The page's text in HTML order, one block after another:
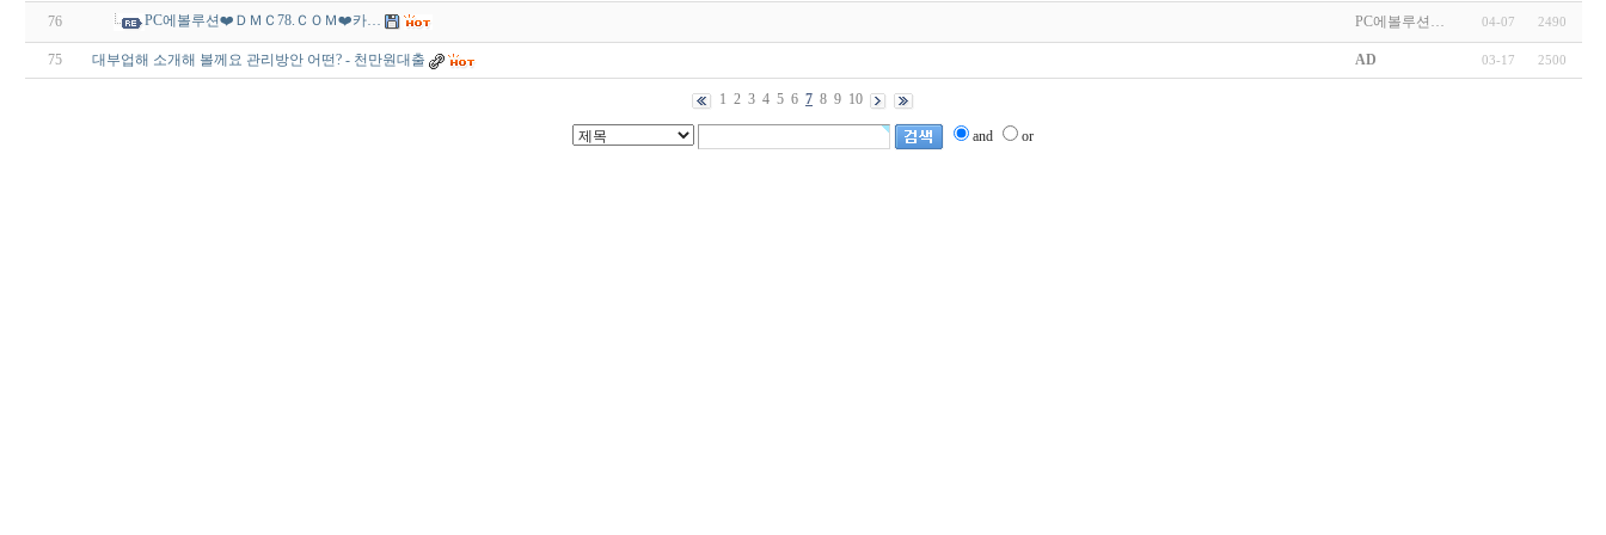
76 PC에볼루션❤️ＤＭＣ78.ＣＯＭ❤️카… PC에볼루션… 04-07 2490
75 대부업해 소개해 볼께요 관리방안 어떤? - 천만원대출 AD 03-17 2500
1 2 3 4 5 6 7 8 9 10
and or